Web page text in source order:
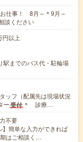
仕事！ 8月～＊9月～
談ください
以上
駅までのバス代・駐輪場
ッフ（配属先は現場状況
ー受付 ＊ 診療…
不要
】簡単な入力ができれば
ご相談く…